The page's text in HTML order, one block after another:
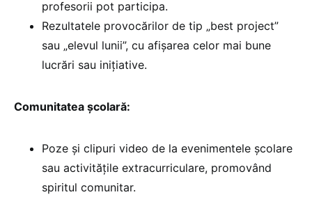
profesorii pot participa.
Rezultatele provocărilor de tip „best project”
sau „elevul lunii”, cu afișarea celor mai bune
lucrări sau inițiative.
Comunitatea școlară:
Poze și clipuri video de la evenimentele școlare
sau activitățile extracurriculare, promovând
spiritul comunitar.